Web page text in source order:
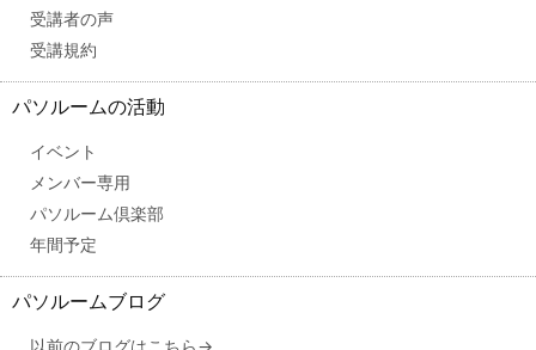
受講者の声
受講規約
パソルームの活動
イベント
メンバー専用
パソルーム倶楽部
年間予定
パソルームブログ